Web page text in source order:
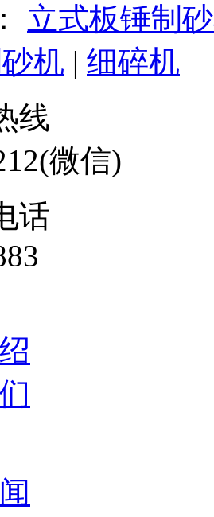
立式板锤制
机 | 细碎机
线
微信)
话